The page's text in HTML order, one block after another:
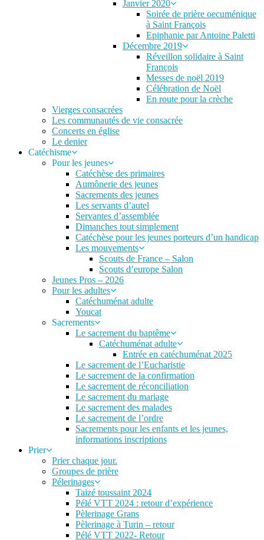
Janvier 2020
Soirée de prière oecuménique
à Saint François
Epiphanie par Antoine Paletti
Décembre 2019
Réveillon solidaire à Saint
François
Messes de noël 2019
Célébration de Noël
En route pour la crèche
Vierges consacrées
Les communautés de vie consacrée
Concerts en église
Le denier
Catéchisme
Pour les jeunes
Catéchèse des primaires
Aumônerie des jeunes
Sacrements des jeunes
Les servants d’autel
Servantes d’assemblée
Dimanches tout simplement
Catéchèse pour les jeunes porteurs d’un handicap
Les mouvements
Scouts de France – Salon
Scouts d’europe Salon
Jeunes Pros – 2026
Pour les adultes
Catéchuménat adulte
Youcat
Sacrements
Le sacrement du baptême
Catéchuménat adulte
Entrée en catéchuménat 2025
Le sacrement de l’Eucharistie
Le sacrement de la confirmation
Le sacrement de réconciliation
Le sacrement du mariage
Le sacrement des malades
Le sacrement de l’ordre
Sacrements pour les enfants et les jeunes,
informations inscriptions
Prier
Prier chaque jour.
Groupes de prière
Pélerinages
Taizé toussaint 2024
Pélé VTT 2024 : retour d’expérience
Pèlerinage Grans
Pèlerinage à Turin – retour
Pélé VTT 2022- Retour